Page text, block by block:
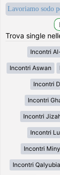
Lavoriamo sodo
Trova single
Incontri
Incontri Aswan
Incontri
Incontri
Incontri
Incontri
Incontri
Incontri Qalyubia